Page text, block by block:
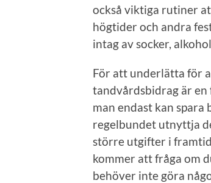
också viktiga rutiner
högtider och andra
intag av socker,
För att underlätta för
tandvårdsbidrag är
man endast kan
regelbundet utnyttja
större utgifter i
kommer att fråga om
behöver inte göra